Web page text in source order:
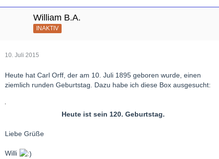
William B.A.
INAKTIV
10. Juli 2015
Heute hat Carl Orff, der am 10. Juli 1895 geboren wurde, einen
ziemlich runden Geburtstag. Dazu habe ich diese Box ausgesucht:
Heute ist sein 120. Geburtstag.
Liebe Grüße
Willi